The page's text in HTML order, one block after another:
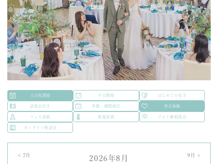
土日祝開催 平日開催 はじめての見学
試食会付き 季節・期間限定 挙式体験
ドレス試着 和装試着 フォト婚相談会
オンライン相談会
2026年8月 9 月 >
< 7 月